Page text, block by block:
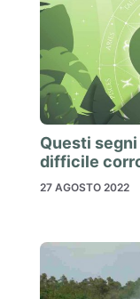
Questi
difficile
27 AGOSTO 2022